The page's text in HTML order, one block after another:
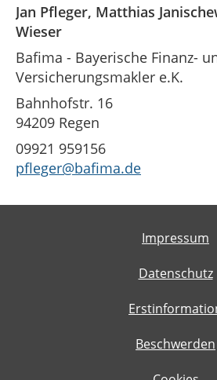
Jan Pfleger, Matthias
Wieser
Bafima - Bayerische Finanz-
Versicherungsmakler e.K.
Bahnhofstr. 16
94209 Regen
09921 959156
pfleger@bafima.de
Impressum
Datenschutz
Beschwerden